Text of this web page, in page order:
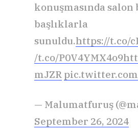
konuşmasında salon
başlıklarla
sunuldu.https://t.co/
/t.co/P0V4YMX4o9
mJZR
— Malumatfuruş
September 26, 2024